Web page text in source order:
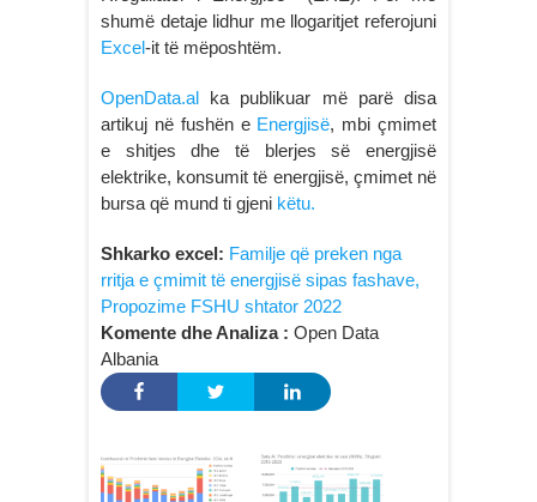
shumë detaje lidhur me llogaritjet referojuni
Excel-it të mëposhtëm.
OpenData.al ka publikuar më parë disa
artikuj në fushën e Energjisë, mbi çmimet
e shitjes dhe të blerjes së energjisë
elektrike, konsumit të energjisë, çmimet në
bursa që mund ti gjeni këtu.
Shkarko excel: Familje që preken nga
rritja e çmimit të energjisë sipas fashave,
Propozime FSHU shtator 2022
Komente dhe Analiza : Open Data
Albania